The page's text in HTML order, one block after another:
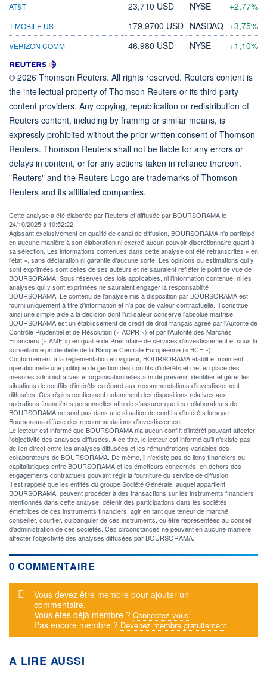
AT&T 23,710 USD NYSE +2,77%
T-MOBILE US 179,9700 USD NASDAQ +3,75%
VERIZON COMM 46,980 USD NYSE +1,10%
© 2026 Thomson Reuters. All rights reserved. Reuters content is
the intellectual property of Thomson Reuters or its third party
content providers. Any copying, republication or redistribution of
Reuters content, including by framing or similar means, is
expressly prohibited without the prior written consent of Thomson
Reuters. Thomson Reuters shall not be liable for any errors or
delays in content, or for any actions taken in reliance thereon.
"Reuters" and the Reuters Logo are trademarks of Thomson
Reuters and its affiliated companies.
Cette analyse a été élaborée par Reuters et diffusée par BOURSORAMA le
24/10/2025 à 10:52:22.
Agissant exclusivement en qualité de canal de diffusion, BOURSORAMA n'a participé
en aucune manière à son élaboration ni exercé aucun pouvoir discrétionnaire quant à
sa sélection. Les informations contenues dans cette analyse ont été retranscrites « en
l'état », sans déclaration ni garantie d'aucune sorte. Les opinions ou estimations qui y
sont exprimées sont celles de ses auteurs et ne sauraient refléter le point de vue de
BOURSORAMA. Sous réserves des lois applicables, ni l'information contenue, ni les
analyses qui y sont exprimées ne sauraient engager la responsabilité
BOURSORAMA. Le contenu de l'analyse mis à disposition par BOURSORAMA est
fourni uniquement à titre d'information et n'a pas de valeur contractuelle. Il constitue
ainsi une simple aide à la décision dont l'utilisateur conserve l'absolue maîtrise.
BOURSORAMA est un établissement de crédit de droit français agréé par l'Autorité de
Contrôle Prudentiel et de Résolution (« ACPR ») et par l'Autorité des Marchés
Financiers (« AMF ») en qualité de Prestataire de services d'investissement et sous la
surveillance prudentielle de la Banque Centrale Européenne (« BCE »).
Conformément à la réglementation en vigueur, BOURSORAMA établit et maintient
opérationnelle une politique de gestion des conflits d'intérêts et met en place des
mesures administratives et organisationnelles afin de prévenir, identifier et gérer les
situations de conflits d'intérêts eu égard aux recommandations d'investissement
diffusées. Ces règles contiennent notamment des dispositions relatives aux
opérations financières personnelles afin de s'assurer que les collaborateurs de
BOURSORAMA ne sont pas dans une situation de conflits d'intérêts lorsque
Boursorama diffuse des recommandations d'investissement.
Le lecteur est informé que BOURSORAMA n'a aucun conflit d'intérêt pouvant affecter
l'objectivité des analyses diffusées. A ce titre, le lecteur est informé qu'il n'existe pas
de lien direct entre les analyses diffusées et les rémunérations variables des
collaborateurs de BOURSORAMA. De même, il n'existe pas de liens financiers ou
capitalistiques entre BOURSORAMA et les émetteurs concernés, en dehors des
engagements contractuels pouvant régir la fourniture du service de diffusion.
Il est rappelé que les entités du groupe Société Générale, auquel appartient
BOURSORAMA, peuvent procéder à des transactions sur les instruments financiers
mentionnés dans cette analyse, détenir des participations dans les sociétés
émettrices de ces instruments financiers, agir en tant que teneur de marché,
conseiller, courtier, ou banquier de ces instruments, ou être représentées au conseil
d'administration de ces sociétés. Ces circonstances ne peuvent en aucune manière
affecter l'objectivité des analyses diffusées par BOURSORAMA.
0 COMMENTAIRE
Message d'alerte
Vous devez être membre pour ajouter un
commentaire.
Vous êtes déjà membre ? Connectez-vous
Pas encore membre ? Devenez membre gratuitement
A LIRE AUSSI